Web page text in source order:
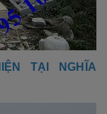
TẠI NGHĨA